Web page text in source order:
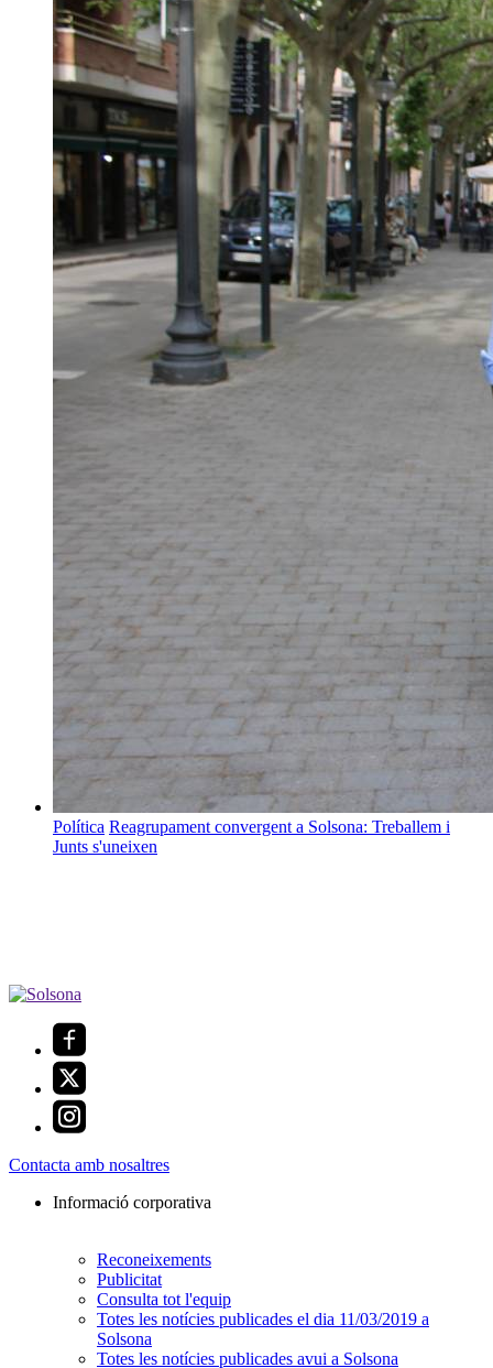
Política Reagrupament convergent a Solsona: Treballem i
Junts s'uneixen
Contacta amb nosaltres
Informació corporativa
Reconeixements
Publicitat
Consulta tot l'equip
Totes les notícies publicades el dia 11/03/2019 a
Solsona
Totes les notícies publicades avui a Solsona